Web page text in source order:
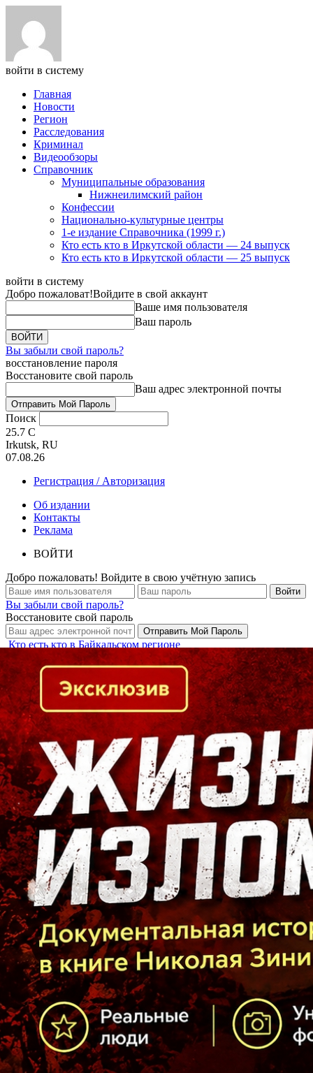
войти в систему
Главная
Новости
Регион
Расследования
Криминал
Видеообзоры
Справочник
Муниципальные образования
Нижнеилимский район
Конфессии
Национально-культурные центры
1-е издание Справочника (1999 г.)
Кто есть кто в Иркутской области — 24 выпуск
Кто есть кто в Иркутской области — 25 выпуск
войти в систему
Добро пожаловат!Войдите в свой аккаунт
Ваше имя пользователя
Ваш пароль
Вы забыли свой пароль?
восстановление пароля
Восстановите свой пароль
Ваш адрес электронной почты
Поиск
25.7 C
Irkutsk, RU
07.08.26
Регистрация / Авторизация
Об издании
Контакты
Реклама
ВОЙТИ
Добро пожаловать! Войдите в свою учётную запись
Вы забыли свой пароль?
Восстановите свой пароль
Кто есть кто в Байкальском регионе